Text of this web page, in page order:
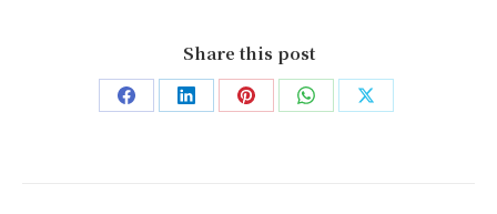
Share this post
Share Share Share Share Share